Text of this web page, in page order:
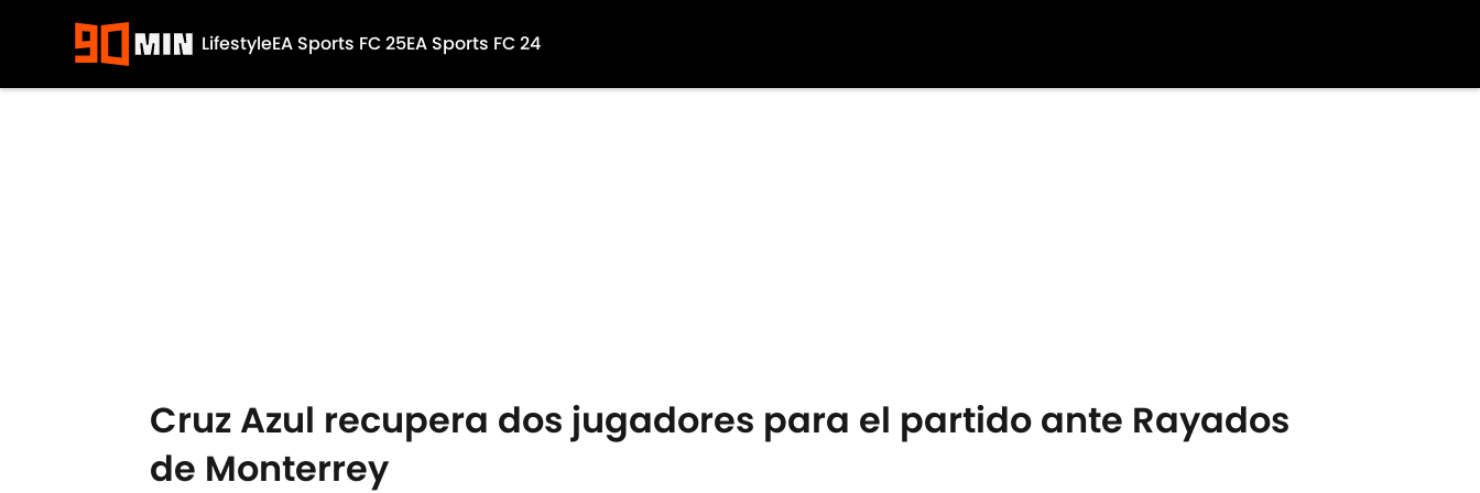
LifestyleEA Sports FC 25EA Sports FC 24
Cruz Azul recupera dos jugadores para el partido ante Rayados
de Monterrey